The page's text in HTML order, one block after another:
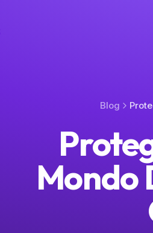
Blog
Mondo